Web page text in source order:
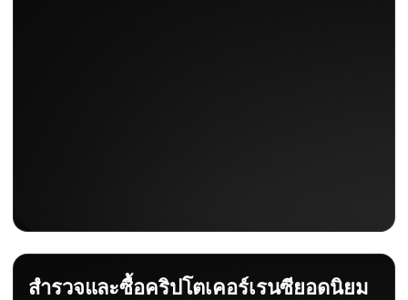
สำรวจและซื้อคริปโตเคอร์เรนซียอดนิยม